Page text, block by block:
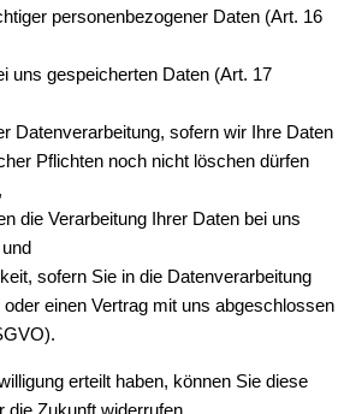
personenbezogener Daten (Art. 16
uns gespeicherten Daten (Art. 17
Datenverarbeitung, sofern wir Ihre Daten
Pflichten noch nicht löschen dürfen
die Verarbeitung Ihrer Daten bei uns
sofern Sie in die Datenverarbeitung
oder einen Vertrag mit uns abgeschlossen
erteilt haben, können Sie diese
die Zukunft widerrufen.